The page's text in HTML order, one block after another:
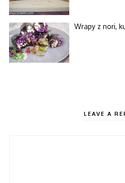
Wrapy z nori,
LEAVE A